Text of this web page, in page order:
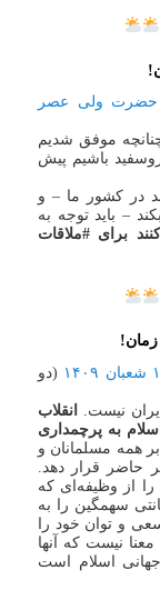
چنانچه موفق‌ شدیم
باشیم پیش
در کشور ما – و
– باید توجه به
برای #ملاقات
زمان!
(دو
نیست.
انقلاب
به پرچمداری
همه مسلمانان و
حاضر قرار دهد.
از وظیفه‌ای که
سهمگین را به
و توان خود را
نیست که آنها
اسلام است